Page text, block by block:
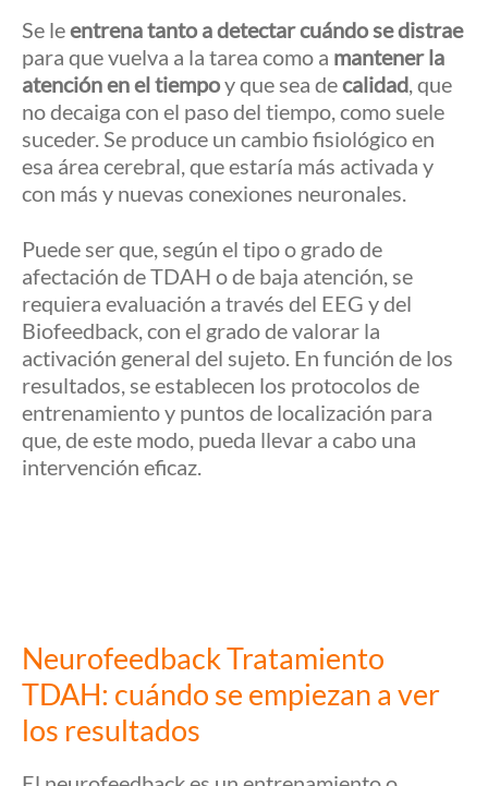
Se leentrena tanto a detectar cuándo se distrae
para que vuelva a la tarea como a mantener la
atención en el tiempoy que sea decalidad, que
no decaiga con el paso del tiempo, como suele
suceder. Se produce un cambio fisiológico en
esa área cerebral, que estaría más activada y
con más y nuevas conexiones neuronales.
Puede ser que, según el tipo o grado de
afectación de TDAH o de baja atención, se
requiera evaluación a través del EEG y del
Biofeedback, con el grado de valorar la
activación general del sujeto. En función de los
resultados, se establecen los protocolos de
entrenamiento y puntos de localización para
que, de este modo, pueda llevar a cabo una
intervención eficaz.
Neurofeedback Tratamiento
TDAH: cuándo se empiezan a ver
los resultados